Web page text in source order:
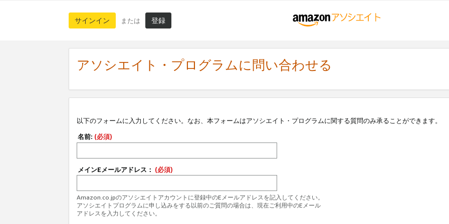
サインイン または 登録
アソシエイト・プログラムに問い合わせる
以下のフォームに入力してください。なお、本フォームはアソシエイト・プログラムに関する質問のみ承ることができます。
名前: (必須)
メインEメールアドレス： (必須)
Amazon.co.jpのアソシエイトアカウントに登録中のEメールアドレスを記入してください。
アソシエイトプログラムに申し込みをする以前のご質問の場合は、現在ご利用中のEメール
アドレスを入力してください。